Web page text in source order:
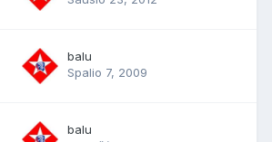
balu
Spalio 7, 2009
balu